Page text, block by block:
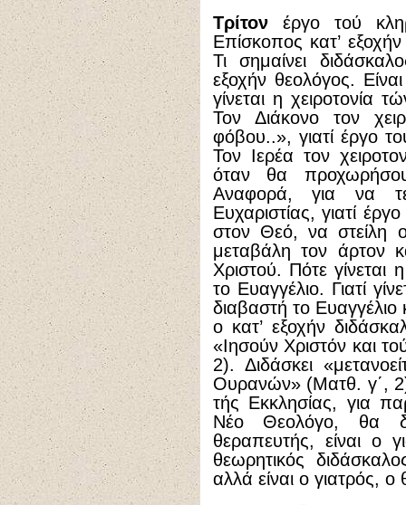
Τρίτονέργο τού
Επίσκοπος κατ’
Τι σημαίνει
εξοχήν θεολόγος.
γίνεται η χειροτονία
Τον Διάκονο τον
φόβου..», γιατί έργο
Τον Ιερέα τον
όταν θα
Αναφορά, για να
Ευχαριστίας, γιατί
στον Θεό, να στείλη
μεταβάλη τον άρτον
Χριστού. Πότε γίνεται
το Ευαγγέλιο. Γιατί
διαβαστή το
ο κατ’ εξοχήν
«Ιησούν Χριστόν και
2). Διδάσκει
Ουρανών» (Ματθ. γ΄,
τής Εκκλησίας, για
Νέο Θεολόγο, θα
θεραπευτής, είναι ο
θεωρητικός
αλλά είναι ο γιατρός,